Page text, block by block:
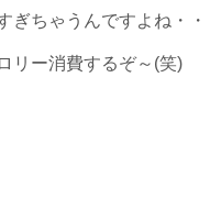
ぎちゃうんですよね・
リー消費するぞ～(笑)